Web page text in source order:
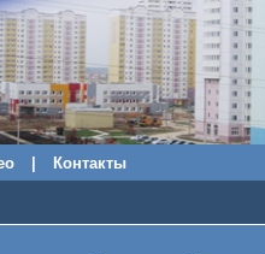
Контакты